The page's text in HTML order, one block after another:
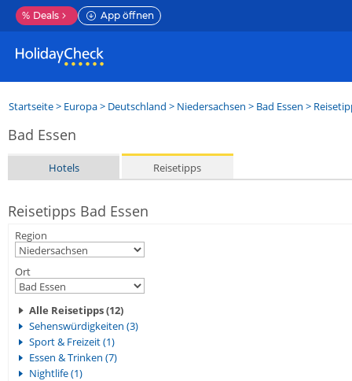
% Deals App öffnen
Startseite> Europa> Deutschland > Niedersachsen > Bad Essen >
Bad Essen
Hotels Reisetipps
Reisetipps Bad Essen
Region
Ort
Alle Reisetipps (12)
Sehenswürdigkeiten (3)
Sport & Freizeit (1)
Essen & Trinken (7)
Nightlife (1)